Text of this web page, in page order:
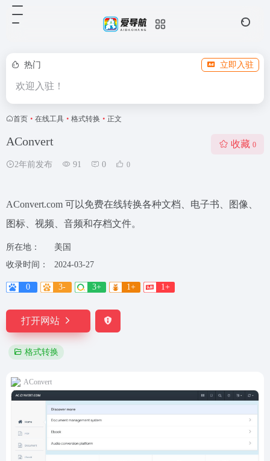
热门 立即入驻
欢迎入驻！
首页 • 在线工具 • 格式转换 • 正文
AConvert
2年前发布 91 0 0
收藏 0
AConvert.com 可以免费在线转换各种文档、电子书、图像、
图标、视频、音频和存档文件。
所在地：
美国
收录时间：
2024-03-27
0 3- 3+ 1+ 1+
打开网站
格式转换
AConvert